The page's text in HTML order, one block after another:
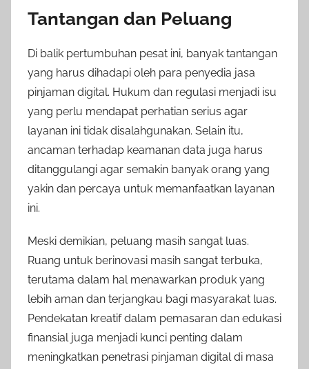
Tantangan dan Peluang
Di balik pertumbuhan pesat ini, banyak tantangan
yang harus dihadapi oleh para penyedia jasa
pinjaman digital. Hukum dan regulasi menjadi isu
yang perlu mendapat perhatian serius agar
layanan ini tidak disalahgunakan. Selain itu,
ancaman terhadap keamanan data juga harus
ditanggulangi agar semakin banyak orang yang
yakin dan percaya untuk memanfaatkan layanan
ini.
Meski demikian, peluang masih sangat luas.
Ruang untuk berinovasi masih sangat terbuka,
terutama dalam hal menawarkan produk yang
lebih aman dan terjangkau bagi masyarakat luas.
Pendekatan kreatif dalam pemasaran dan edukasi
finansial juga menjadi kunci penting dalam
meningkatkan penetrasi pinjaman digital di masa